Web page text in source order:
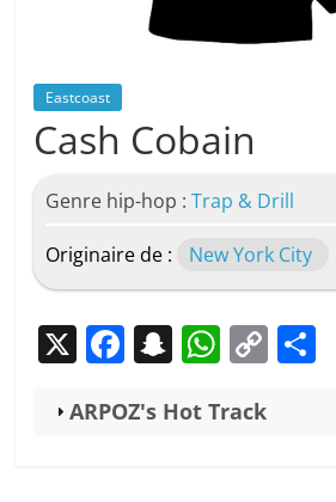
Eastcoast
Cash Cobain
Genre hip-hop :Trap & Drill
Originaire de : New York City
X F
c
S
a
W
at
C
ARPOZ's Hot Track